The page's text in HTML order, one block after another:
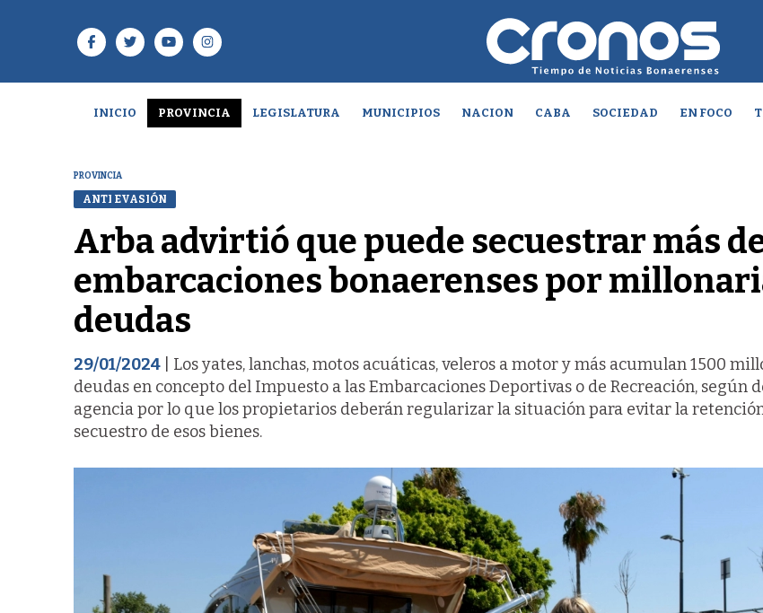
INICIO PROVINCIA LEGISLATURA MUNICIPIOS NACION CABA SOCIEDAD EN FOCO
PROVINCIA
ANTI EVASIÓN
Arba advirtió que puede secuestrar más
embarcaciones bonaerenses por
deudas
29/01/2024 | Los yates, lanchas, motos acuáticas, veleros a motor y más acumulan 1500
deudas en concepto del Impuesto a las Embarcaciones Deportivas o de Recreación, según
agencia por lo que los propietarios deberán regularizar la situación para evitar la
secuestro de esos bienes.